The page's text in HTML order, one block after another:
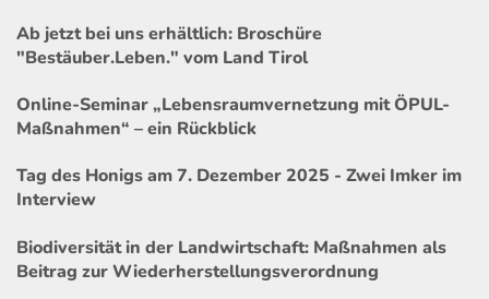
Ab jetzt bei uns erhältlich: Broschüre
"Bestäuber.Leben." vom Land Tirol
Online-Seminar „Lebensraumvernetzung mit ÖPUL-
Maßnahmen“ – ein Rückblick
Tag des Honigs am 7. Dezember 2025 - Zwei Imker im
Interview
Biodiversität in der Landwirtschaft: Maßnahmen als
Beitrag zur Wiederherstellungsverordnung